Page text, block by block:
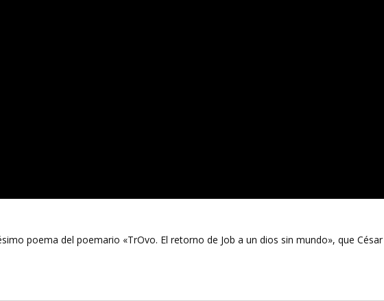
poema del poemario «TrOvo. El retorno de Job a un dios sin mundo», que César